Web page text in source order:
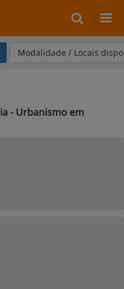
Modalidade / Locais
- Urbanismo em